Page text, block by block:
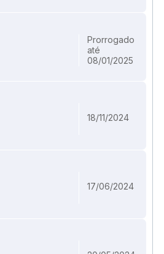
Prorrogado
até
08/01/2025
18/11/2024
17/06/2024